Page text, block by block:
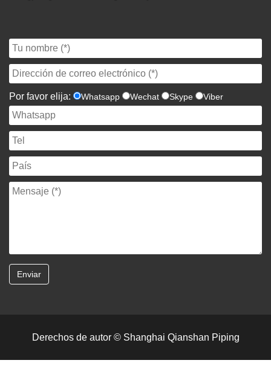
Por favor elija: Whatsapp Wechat Skype Viber
Derechos de autor © Shanghai Qianshan Piping